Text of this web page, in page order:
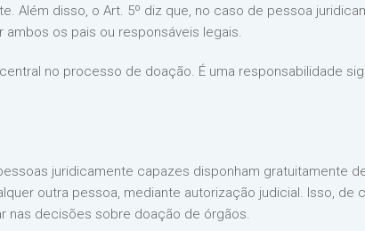
Além disso, o Art. 5º diz que, no caso de pessoa
os pais ou responsáveis legais.
no processo de doação. É uma responsabilidade
juridicamente capazes disponham gratuitamente
outra pessoa, mediante autorização judicial. Isso, de
nas decisões sobre doação de órgãos.